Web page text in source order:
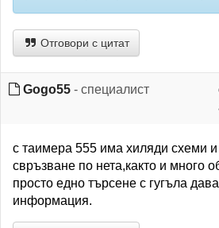
Отговори с цитат
Gogo55 - специалист
с таимера 555 има хиляди схеми
свръзване по нета,както и много
просто едно търсене с гугъла
информация.